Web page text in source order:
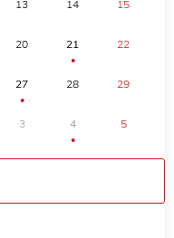
13 14 15
20 21
●
22
27
●
28 29
3 4
●
5